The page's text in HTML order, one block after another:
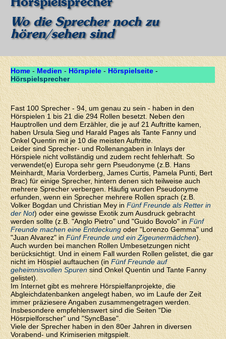
Wo die Sprecher noch zu
hören/sehen sind
Home - Medien - Hörspiele - Hörspielseite -
Hörspielsprecher
Fast 100 Sprecher - 94, um genau zu sein - haben in den
Hörspielen 1 bis 21 die 294 Rollen besetzt. Neben den
Hauptrollen und dem Erzähler, die je auf 21 Auftritte kamen,
haben Ursula Sieg und Harald Pages als Tante Fanny und
Onkel Quentin mit je 10 die meisten Auftritte.
Leider sind Sprecher- und Rollenangaben in Inlays der
Hörspiele nicht vollständig und zudem recht fehlerhaft. So
verwendet(e) Europa sehr gern Pseudonyme (z.B. Hans
Meinhardt, Maria Vorderberg, James Curtis, Pamela Punti, Bert
Brac) für einige Sprecher, hintern denen sich teilweise auch
mehrere Sprecher verbergen. Häufig wurden Pseudonyme
erfunden, wenn ein Sprecher mehrere Rollen sprach (z.B.
Volker Bogdan und Christian Mey inFünf Freunde als Retter in
der Not) oder eine gewisse Exotik zum Ausdruck gebracht
werden sollte (z.B. "Anglo Pietro" und "Guido Bovolo" inFünf
Freunde machen eine Entdeckungoder "Lorenzo Gemma" und
"Juan Alvarez" inFünf Freunde und ein Zigeunermädchen).
Auch wurden bei manchen Rollen Umbesetzungen nicht
berücksichtigt. Und in einem Fall wurden Rollen gelistet, die gar
nicht im Höspiel auftauchen (inFünf Freunde auf
geheimnisvollen Spurensind Onkel Quentin und Tante Fanny
gelistet).
Im Internet gibt es mehrere Hörspielfanprojekte, die
Abgleichdatenbanken angelegt haben, wo im Laufe der Zeit
immer präziesere Angaben zusammengetragen werden.
Insbesondere empfehlenswert sind die Seiten "Die
Hösrpielforscher" und "SyncBase".
Viele der Sprecher haben in den 80er Jahren in diversen
Vorabend- und Krimiserien mitgspielt.